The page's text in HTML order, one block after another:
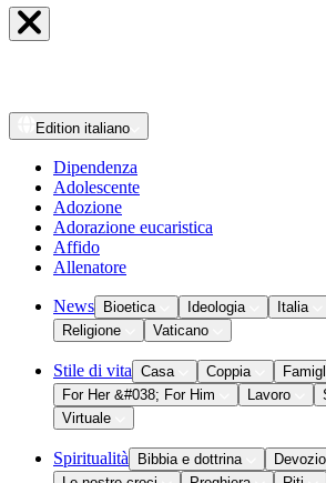
Edition italiano
Dipendenza
Adolescente
Adozione
Adorazione eucaristica
Affido
Allenatore
News Bioetica Ideologia Italia
Religione
Vaticano
Stile di vita Casa Coppia
For Her &#038; For Him
Lavoro
Virtuale
Spiritualità Bibbia e dottrina